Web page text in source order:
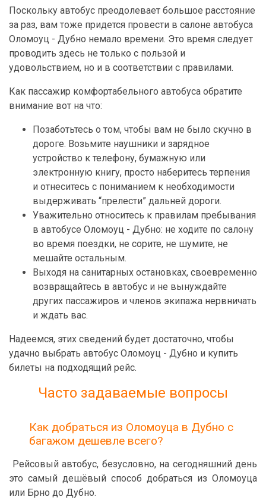
Поскольку автобус преодолевает большое расстояние
за раз, вам тоже придется провести в салоне автобуса
Оломоуц - Дубно немало времени. Это время следует
проводить здесь не только с пользой и
удовольствием, но и в соответствии с правилами.
Как пассажир комфортабельного автобуса обратите
внимание вот на что:
Позаботьтесь о том, чтобы вам не было скучно в
дороге. Возьмите наушники и зарядное
устройство к телефону, бумажную или
электронную книгу, просто наберитесь терпения
и отнеситесь с пониманием к необходимости
выдерживать “прелести” дальней дороги.
Уважительно относитесь к правилам пребывания
в автобусе Оломоуц - Дубно: не ходите по салону
во время поездки, не сорите, не шумите, не
мешайте остальным.
Выходя на санитарных остановках, своевременно
возвращайтесь в автобус и не вынуждайте
других пассажиров и членов экипажа нервничать
и ждать вас.
Надеемся, этих сведений будет достаточно, чтобы
удачно выбрать автобус Оломоуц - Дубно и купить
билеты на подходящий рейс.
Часто задаваемые вопросы
Как добраться из Оломоуца в Дубно с
багажом дешевле всего?
Рейсовый автобус, безусловно, на сегодняшний день
это самый дешёвый способ добраться из Оломоуца
или Брно до Дубно.